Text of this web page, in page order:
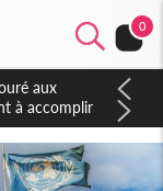
0
en
d'avance